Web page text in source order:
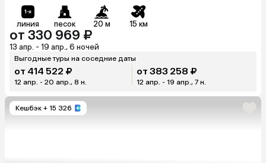
линия песок 20 м 15 км
от 330 969 ₽
13 апр. - 19 апр., 6 ночей
Выгодные туры на соседние даты
от 414 522 ₽
12 апр. - 20 апр., 8 н.
от 383 258 ₽
12 апр. - 19 апр., 7 н.
Кешбэк + 15 326